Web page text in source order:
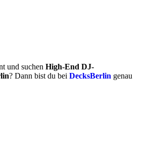
und suchen High-End DJ-
? Dann bist du bei DecksBerlin genau